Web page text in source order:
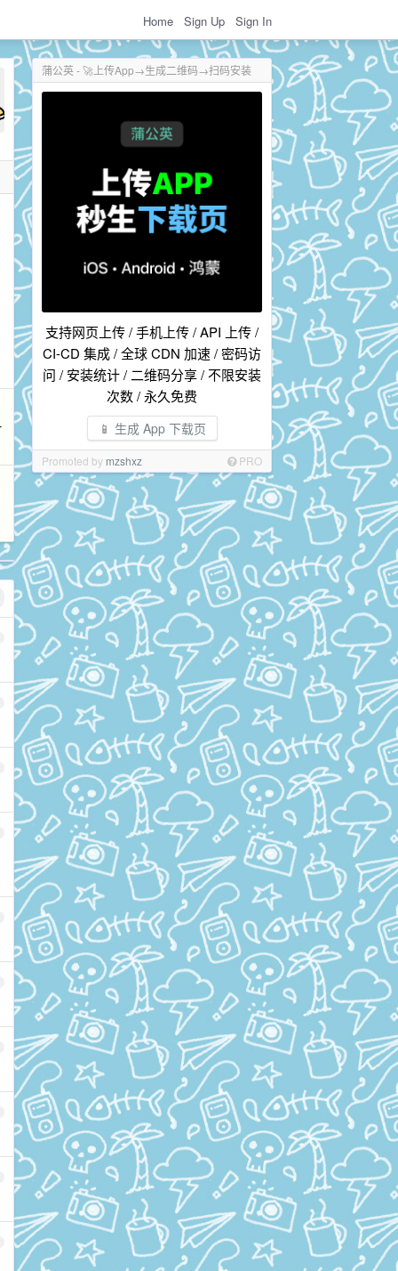
Home Sign Up Sign In
蒲公英 - 🚀上传App→生成二维码→扫码安装
支持网页上传 / 手机上传 / API 上传 /
CI-CD 集成 / 全球 CDN 加速 / 密码访
问 / 安装统计 / 二维码分享 / 不限安装
次数 / 永久免费
📱 生成 App 下载页
Promoted by mzshxz PRO